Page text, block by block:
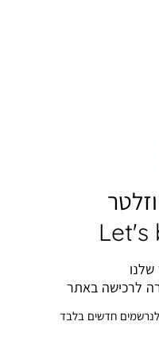
Let's
שלנו
לרכישה באתר
לנרשמים חדשים בלבד